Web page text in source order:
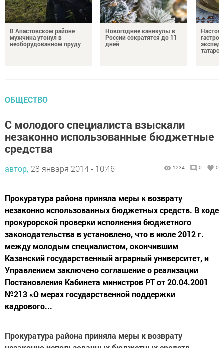
В Апастовском районе
мужчина утонул в
необорудованном пруду
Новогодние каникулы в
России сократятся до 11
дней
ОБЩЕСТВО
С молодого специалиста взыскали
незаконно использованные бюджетные
средства
автор, 28 января 2014 - 10:46 1234 0 0
Прокуратура района приняла меры к возврату
незаконно использованных бюджетных средств. В ходе
прокурорской проверки исполнения бюджетного
законодательства в установлено, что в июле 2012 г.
между молодым специалистом, окончившим
Казанский государственный аграрный университет, и
Управлением заключено соглашение о реализации
Постановления Кабинета министров РТ от 20.04.2001
№213 «О мерах государственной поддержки
кадрового...
Прокуратура района приняла меры к возврату